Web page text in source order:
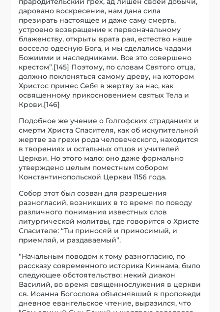
даровано воскресение, нам дана сила
презирать настоящее и даже саму смерть,
устроено возвращение к первоначальному
блаженству, открыты врата рая, естество наше
воссело одесную Бога, и мы сделались чадами
Божиими и наследниками. Все это совершено
крестом”.[145] Поэтому, по словам Святого отца,
должно поклоняться самому древу, на котором
Христос принес Себя в жертву за нас, как
освященному прикосновением святых Тела и
Крови.[146]
Подобное же учение о Голгофских страданиях и
смерти Христа Спасителя, как об искупительной
жертве за грехи рода человеческого, находится
в творениях и остальных отцов и учителей
Церкви. Но этого мало: оно даже формально
утверждено целым поместным собором
Константинопольской Церкви 1156 года.
Собор этот был созван для разрешения
разногласий, возникших в то время по поводу
различного понимания известных слов
литургической молитвы, где говорится о Христе
Спасителе: “Ты приносяй и приносимый, и
приемляй, и раздаваемый”.
“Начальным поводом к тому разногласию, по
рассказу современного историка Киннама, было
следующее обстоятельство: некий диакон
Василий, во время священнослужения в церкви
св. Иоанна Богослова объяснявший в проповеди
дневное евангельское чтение, выразился, что